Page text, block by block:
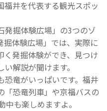
福井を代表する観光スポッ
発掘体験広場」の3つのゾ
掘体験広場」では、実際に
発掘体験ができ、見つけ
解説が聞けます。
恐竜がいっぱいです。福井
「恐竜列車」や京福バスの
中も楽しめますよ。